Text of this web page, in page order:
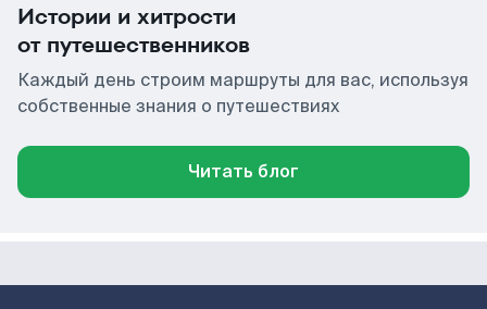
Истории и хитрости
от путешественников
Каждый день строим маршруты для вас, используя
собственные знания о путешествиях
Читать блог